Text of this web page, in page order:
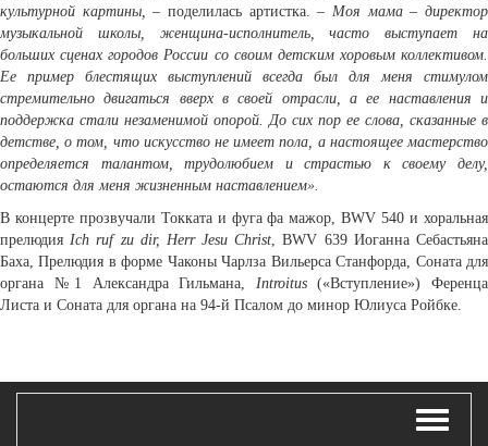
культурной картины,
– поделилась артистка. – Моя мама – директор
музыкальной школы, женщина-исполнитель, часто выступает на
больших сценах городов России со своим детским хоровым коллективом.
Ее пример блестящих выступлений всегда был для меня стимулом
стремительно двигаться вверх в своей отрасли, a ее наставления и
поддержка стали незаменимой опорой. До сих пор ее слова, сказанные в
детстве, о том, что искусство не имеет пола, а настоящее мастерство
определяется талантом, трудолюбием и страстью к своему делу,
остаются для меня жизненным наставлением».
В концерте прозвучали Токката и фуга фа мажор, BWV 540 и хоральная
прелюдия Ich ruf zu dir, Herr Jesu Christ , BWV 639 Иоганна Себастьяна
Баха, Прелюдия в форме Чаконы Чарлза Вильерса Станфорда, Соната для
органа №1 Александра Гильмана, Introitus(«Вступление») Ференца
Листа и Соната для органа на 94-й Псалом до минор Юлиуса Ройбке.